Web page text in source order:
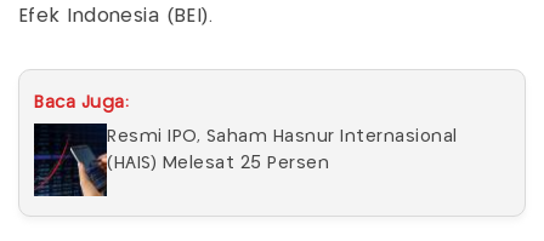
Efek Indonesia (BEI).
Baca Juga:
Resmi IPO, Saham Hasnur Internasional
(HAIS) Melesat 25 Persen